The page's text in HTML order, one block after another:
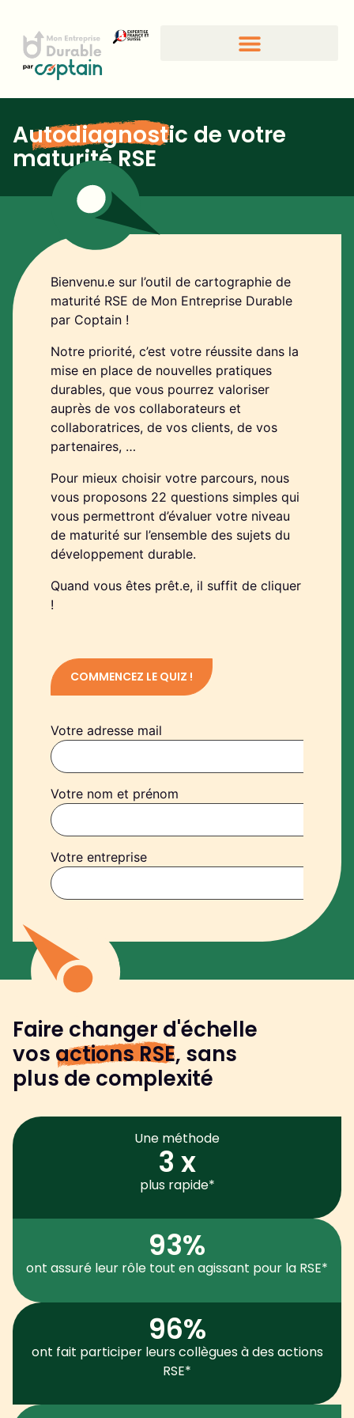
Autodiagnostic de votre
maturité RSE
Bienvenu.e sur l’outil de cartographie de
maturité RSE de Mon Entreprise Durable
par Coptain !
Notre priorité, c’est votre réussite dans la
mise en place de nouvelles pratiques
durables, que vous pourrez valoriser
auprès de vos collaborateurs et
collaboratrices, de vos clients, de vos
partenaires, …
Pour mieux choisir votre parcours, nous
vous proposons 22 questions simples qui
vous permettront d’évaluer votre niveau
de maturité sur l’ensemble des sujets du
développement durable.
Quand vous êtes prêt.e, il suffit de cliquer
!
COMMENCEZ LE QUIZ !
Votre adresse mail
Votre nom et prénom
Votre entreprise
Faire changer d'échelle
vos actions RSE, sans
plus de complexité
Une méthode
3 x
plus rapide*
93%
ont assuré leur rôle tout en agissant pour la RSE*
96%
ont fait participer leurs collègues à des actions
RSE*